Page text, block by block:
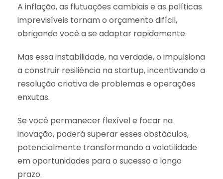
A inflação, as flutuações cambiais e as políticas
imprevisíveis tornam o orçamento difícil,
obrigando você a se adaptar rapidamente.
Mas essa instabilidade, na verdade, o impulsiona
a construir resiliência na startup, incentivando a
resolução criativa de problemas e operações
enxutas.
Se você permanecer flexível e focar na
inovação, poderá superar esses obstáculos,
potencialmente transformando a volatilidade
em oportunidades para o sucesso a longo
prazo.